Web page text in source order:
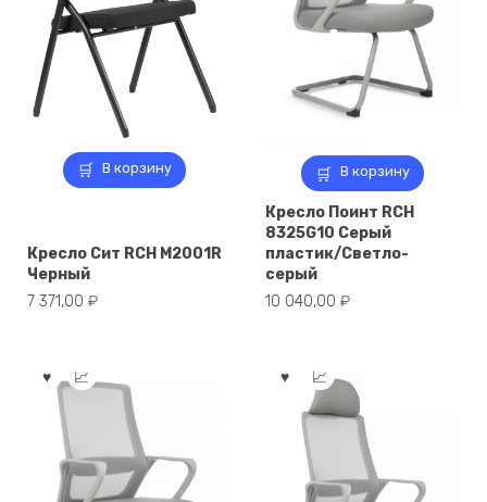
В корзину
Кресло Сит RCH M2001R
Черный
7 371,00 ₽
В корзину
Кресло Поинт RCH
8325G10 Серый
пластик/Светло-
серый
10 040,00 ₽